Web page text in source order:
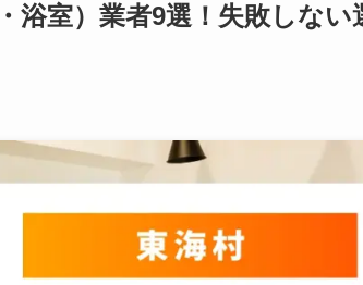
浴室）業者9選！失敗しない